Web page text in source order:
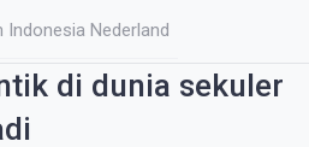
Indonesia Nederland
di dunia sekuler